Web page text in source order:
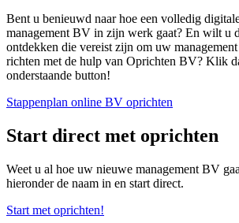
Bent u benieuwd naar hoe een volledig
management BV in zijn werk gaat? En wilt u
ontdekken die vereist zijn om uw
richten met de hulp van Oprichten BV? Klik
onderstaande button!
Stappenplan online BV oprichten
Start direct met oprichten
Weet u al hoe uw nieuwe management BV
hieronder de naam in en start direct.
Start met oprichten!